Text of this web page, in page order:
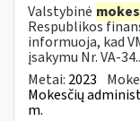
Valstybinė
Respublikos
informuoja, kad
įsakymu Nr. VA-
Metai: 2023
Mokesčių
m.